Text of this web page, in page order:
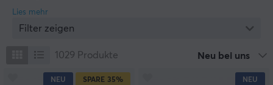
Produkte der Top-Marken der Gaming-Branche. In der
Konsolen, Headsets, Räder und alles andere, was Sie für
Filter zeigen
1029 Produkte Neu bei uns
NEU SPARE 35% NEU